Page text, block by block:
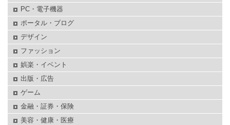
PC・電子機器
ポータル・ブログ
デザイン
ファッション
娯楽・イベント
出版・広告
ゲーム
金融・証券・保険
美容・健康・医療